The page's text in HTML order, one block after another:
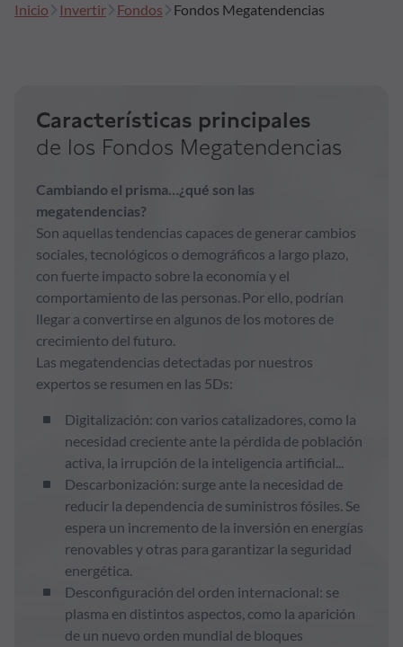
Inicio Invertir Fondos Fondos Megatendencias
Características principales
de los Fondos Megatendencias
Cambiando el prisma…¿qué son las
megatendencias?
Son aquellas tendencias capaces de generar cambios
sociales, tecnológicos o demográficos a largo plazo,
con fuerte impacto sobre la economía y el
comportamiento de las personas. Por ello, podrían
llegar a convertirse en algunos de los motores de
crecimiento del futuro.
Las megatendencias detectadas por nuestros
expertos se resumen en las 5Ds:
Digitalización: con varios catalizadores, como la
necesidad creciente ante la pérdida de población
activa, la irrupción de la inteligencia artificial...
Descarbonización: surge ante la necesidad de
reducir la dependencia de suministros fósiles. Se
espera un incremento de la inversión en energías
renovables y otras para garantizar la seguridad
energética.
Desconfiguración del orden internacional: se
plasma en distintos aspectos, como la aparición
de un nuevo orden mundial de bloques